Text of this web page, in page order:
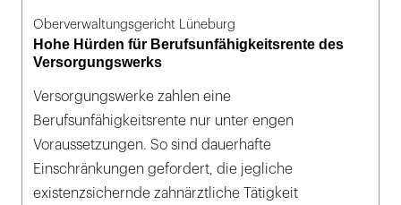
Oberverwaltungsgericht Lüneburg
Hohe Hürden für Berufsunfähigkeitsrente des
Versorgungswerks
Versorgungswerke zahlen eine
Berufsunfähigkeitsrente nur unter engen
Voraussetzungen. So sind dauerhafte
Einschränkungen gefordert, die jegliche
existenzsichernde zahnärztliche Tätigkeit